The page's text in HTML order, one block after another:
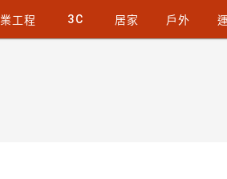
工程 3C 居家 戶外